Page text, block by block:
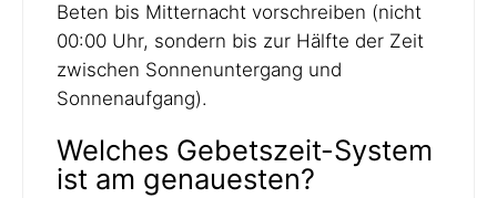
Beten bis Mitternacht vorschreiben (nicht
00:00 Uhr, sondern bis zur Hälfte der Zeit
zwischen Sonnenuntergang und
Sonnenaufgang).
Welches Gebetszeit-System
ist am genauesten?